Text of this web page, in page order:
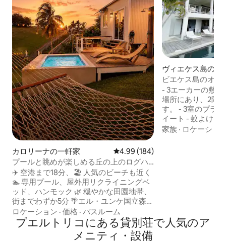
カロリーナの一軒家 レビュー184件、5つ星中4.99つ
4.99 (184)
プールと眺めが楽しめる丘の上のログハ
ウス – 空港まで18分
✈️ 空港まで18分、🏖️ 人気のビーチも近く
🏊 専用プール、屋外用リクライニングベ
ッド、ハンモック 🌿 穏やかな田園地帯、
街までわずか5分 🌴エル・ユンケ国立森林
公園とルキージョビーチまで45分 🏡 海と
山の景色を楽しめる丘の上のキャビン 🛏
クイーンベッド1台 + フルソファベッド1
台（4名様用） 🍽 景色を楽しめる4人用の
ロケーション · 価格 · バスルーム
ヴィエケス島の一
ビエケス島のオ
ラ＋プール
- 3エーカーの敷
場所にあり、2階
す。 - 3室のプラ
イート - 蚊よけネ
コンは付いていま
家族 · ロケーショ
プエルトリコにある貸別荘で人気のア
メニティ・設備